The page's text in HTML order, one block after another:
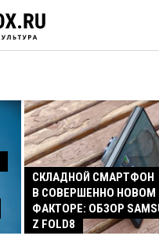
СКЛАДНОЙ СМАРТФОН
В СОВЕРШЕННО
ФАКТОРЕ: ОБЗОР
Z FOLD8